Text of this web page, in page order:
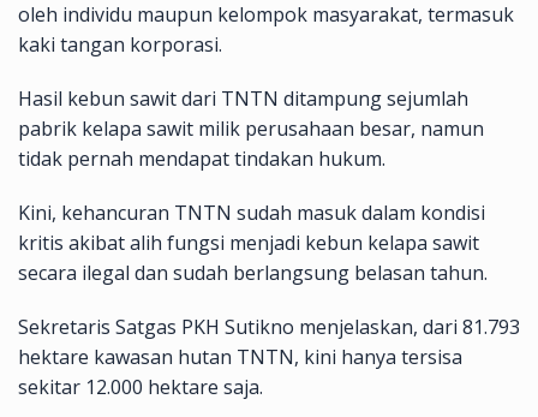
oleh individu maupun kelompok masyarakat, termasuk
kaki tangan korporasi.
Hasil kebun sawit dari TNTN ditampung sejumlah
pabrik kelapa sawit milik perusahaan besar, namun
tidak pernah mendapat tindakan hukum.
Kini, kehancuran TNTN sudah masuk dalam kondisi
kritis akibat alih fungsi menjadi kebun kelapa sawit
secara ilegal dan sudah berlangsung belasan tahun.
Sekretaris Satgas PKH Sutikno menjelaskan, dari 81.793
hektare kawasan hutan TNTN, kini hanya tersisa
sekitar 12.000 hektare saja.